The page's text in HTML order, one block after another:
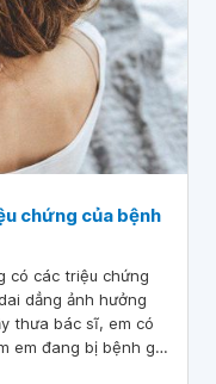
chứng của bệnh
có các triệu chứng
dẳng ảnh hưởng
thưa bác sĩ, em có
em đang bị bệnh gì